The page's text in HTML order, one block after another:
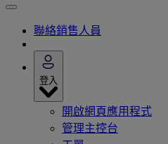
聯絡銷售人員
登入
開啟網頁應用程式
管理主控台